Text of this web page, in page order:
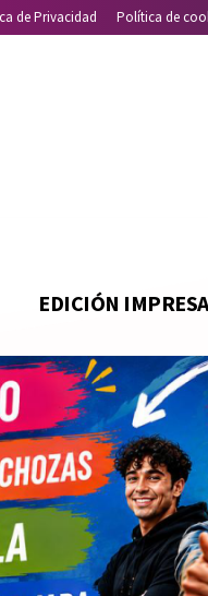
de Privacidad Política de
EDICIÓN IMPRESA